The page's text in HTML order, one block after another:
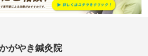
がやき鍼灸院